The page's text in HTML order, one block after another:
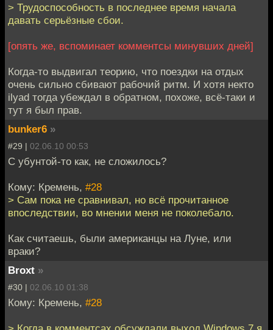
> Трудоспособность в последнее время начала
давать серьёзные сбои.
[опять же, вспоминает комментсы минувших дней]
Когда-то выдвигал теорию, что поездки на отдых
очень сильно сбивают рабочий ритм. И хотя некто
ilyad тогда убеждал в обратном, похоже, всё-таки и
тут я был прав.
bunker6 »
#29 | 02.06.10 00:53
С убунтой-то как, не сложилось?
Кому: Кремень, #28
> Сам пока не сравнивал, но всё прочитанное
впоследствии, во мнении меня не поколебало.
Как считаешь, были американцы на Луне, или
враки?
Broxt »
#30 | 02.06.10 01:38
Кому: Кремень, #28